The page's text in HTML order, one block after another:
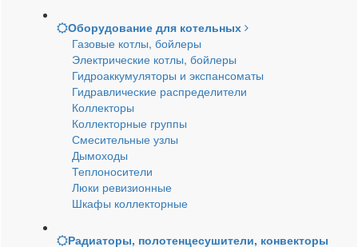
Оборудование для котельных
Газовые котлы, бойлеры
Электрические котлы, бойлеры
Гидроаккумуляторы и экспансоматы
Гидравлические распределители
Коллекторы
Коллекторные группы
Смесительные узлы
Дымоходы
Теплоносители
Люки ревизионные
Шкафы коллекторные
Радиаторы, полотенцесушители, конвекторы